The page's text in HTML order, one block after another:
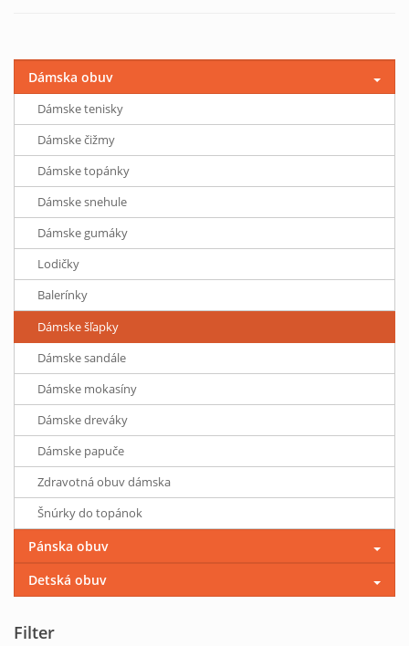
Dámska obuv
Dámske tenisky
Dámske čižmy
Dámske topánky
Dámske snehule
Dámske gumáky
Lodičky
Balerínky
Dámske šľapky
Dámske sandále
Dámske mokasíny
Dámske dreváky
Dámske papuče
Zdravotná obuv dámska
Šnúrky do topánok
Pánska obuv
Detská obuv
Filter